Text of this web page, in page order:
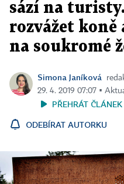
sází na
rozvážet
na soukromé
Simona Janíková
29. 4. 2019 07:07 ▪
PŘEHRÁT ČLÁNEK
ODEBÍRAT AUTORKU